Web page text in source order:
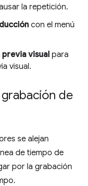
la repetición.
con el menú
visual para
visual.
de
se alejan
de tiempo de
por la grabación